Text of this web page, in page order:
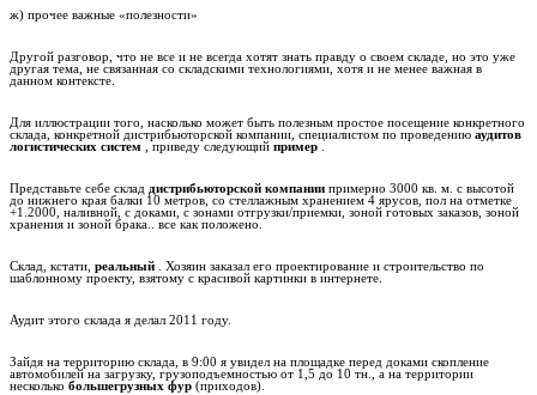
ж) прочее важные «полезности»
Другой разговор, что не все и не всегда хотят знать правду о своем складе, но это уже
другая тема, не связанная со складскими технологиями, хотя и не менее важная в
данном контексте.
Для иллюстрации того, насколько может быть полезным простое посещение конкретного
склада, конкретной дистрибьюторской компании, специалистом по проведению аудитов
логистических систем
, приведу следующий пример .
Представьте себе склад дистрибьюторской компании примерно 3000 кв. м. с высотой
до нижнего края балки 10 метров, со стеллажным хранением 4 ярусов, пол на отметке
+1.2000, наливной, с доками, с зонами отгрузки/приемки, зоной готовых заказов, зоной
хранения и зоной брака.. все как положено.
Склад, кстати, реальный
. Хозяин заказал его проектирование и строительство по
шаблонному проекту, взятому с красивой картинки в интернете.
Аудит этого склада я делал 2011 году.
Зайдя на территорию склада, в 9:00 я увидел на площадке перед доками скопление
автомобилей на загрузку, грузоподъемностью от 1,5 до 10 тн., а на территории
несколько большегрузных фур (приходов).